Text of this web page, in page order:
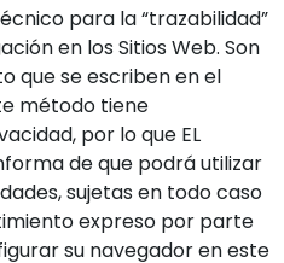
para la “trazabilidad”
en los Sitios Web. Son
que se escriben en el
método tiene
por lo que EL
informa de que podrá utilizar
sujetas en todo caso
expreso por parte
su navegador en este